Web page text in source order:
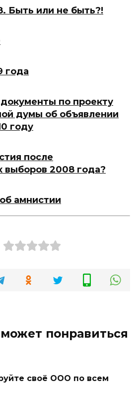
Быть или не быть?!
года
по проекту
думы об объявлении
году
после
выборов 2008 года?
амнистии
понравиться
своё ООО по всем